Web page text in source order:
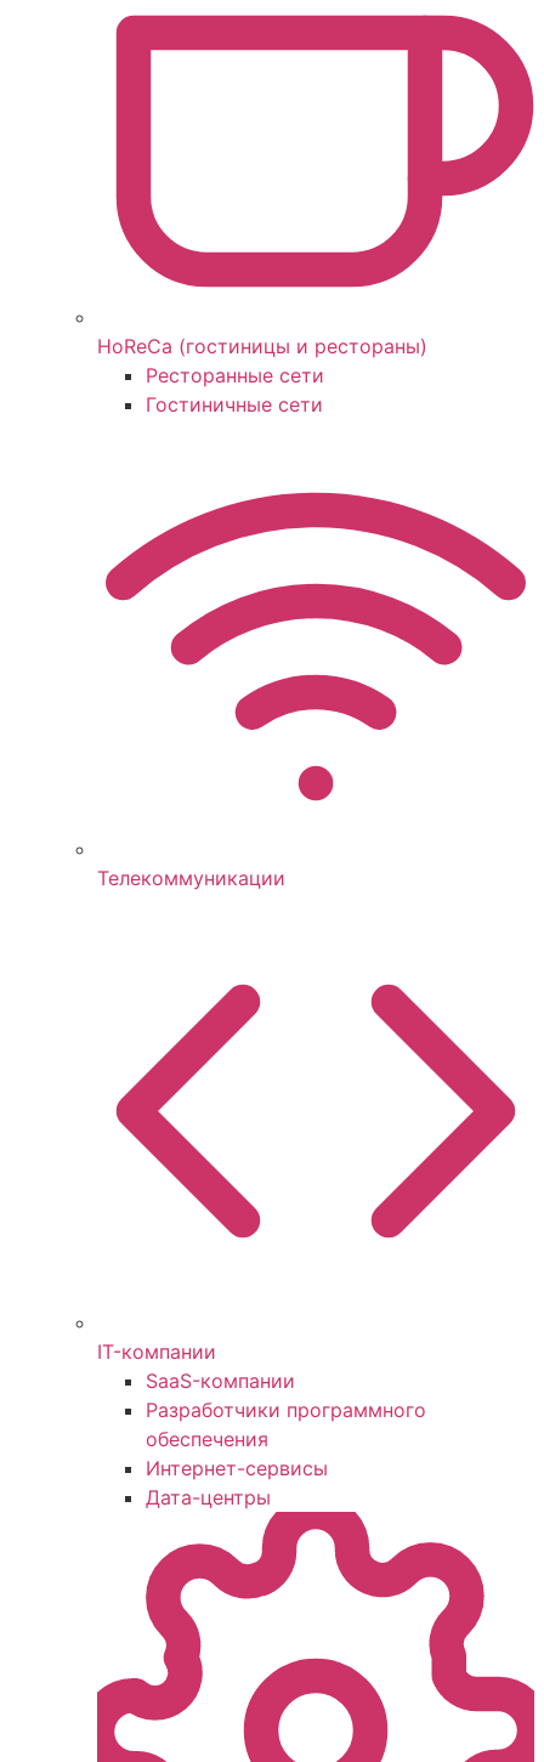
HoReCa (гостиницы и рестораны)
Ресторанные сети
Гостиничные сети
Телекоммуникации
IT-компании
SaaS-компании
Разработчики программного
обеспечения
Интернет-сервисы
Дата-центры